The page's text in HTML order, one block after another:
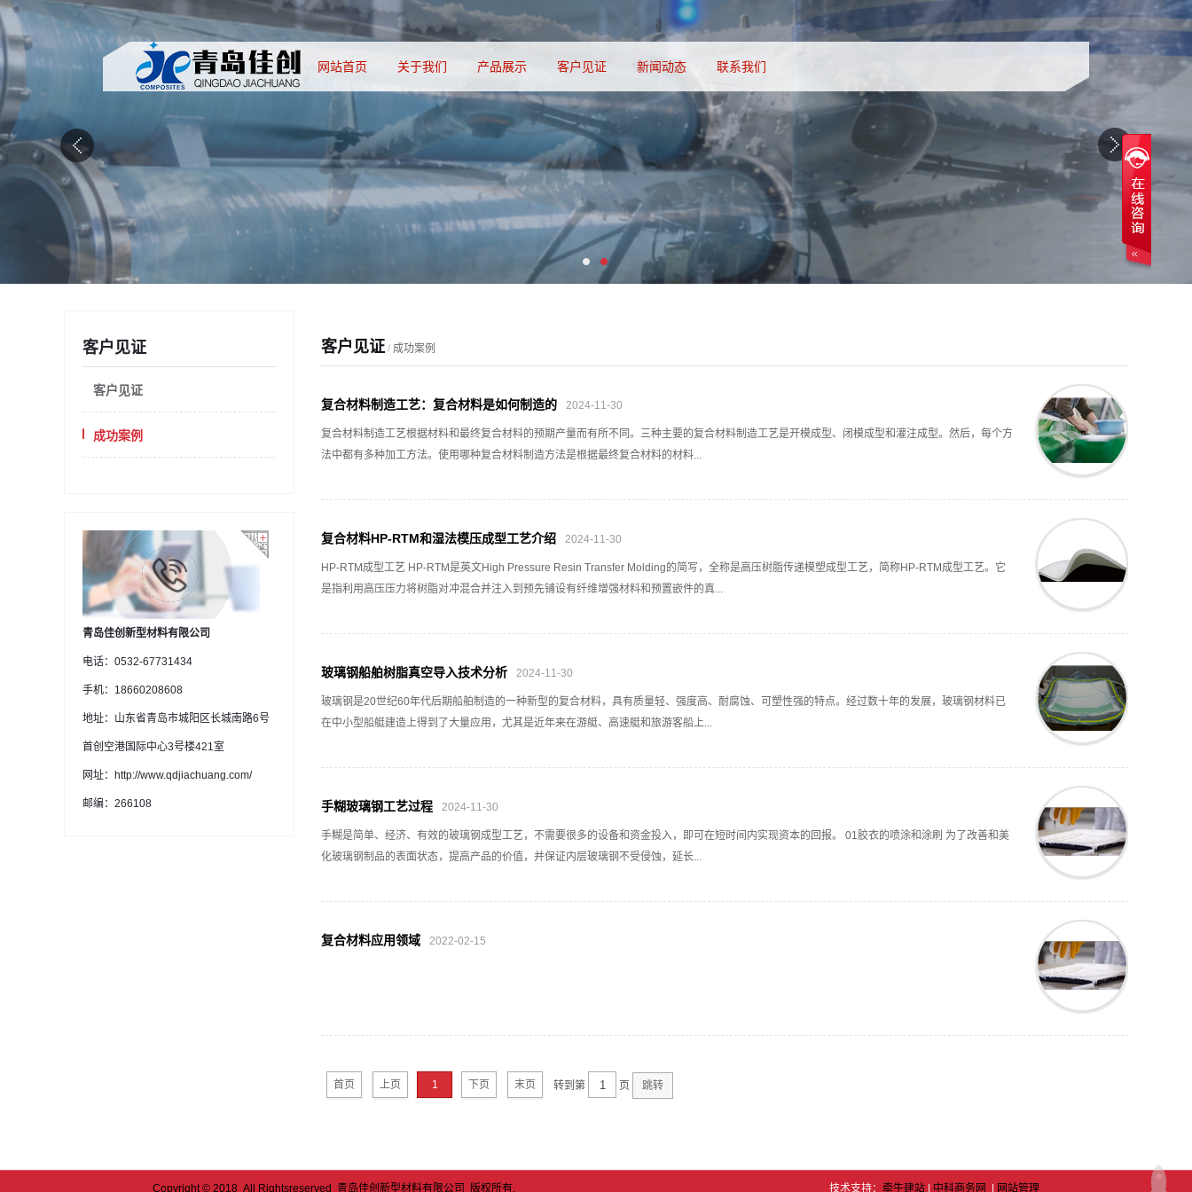
网站首页 关于我们 产品展示 客户见证 新闻动态 联系我们
客户见证
客户见证
成功案例
青岛佳创新型材料有限公司
电话：0532-67731434
手机：18660208608
地址：山东省青岛市城阳区长城南路6号
首创空港国际中心3号楼421室
网址：http://www.qdjiachuang.com/
邮编：266108
客户见证 / 成功案例
复合材料制造工艺：复合材料是如何制造的 2024-11-30
复合材料制造工艺根据材料和最终复合材料的预期产量而有所不同。三种主要的复合材料制造工艺是开模成型、闭模成型和灌注成型。然后，每个方
法中都有多种加工方法。使用哪种复合材料制造方法是根据最终复合材料的材料...
复合材料HP-RTM和湿法模压成型工艺介绍 2024-11-30
HP-RTM成型工艺 HP-RTM是英文High Pressure Resin Transfer Molding的简写，全称是高压树脂传递模塑成型工艺，简称HP-RTM成型工艺。它
是指利用高压压力将树脂对冲混合并注入到预先铺设有纤维增强材料和预置嵌件的真...
玻璃钢船舶树脂真空导入技术分析 2024-11-30
玻璃钢是20世纪60年代后期船舶制造的一种新型的复合材料，具有质量轻、强度高、耐腐蚀、可塑性强的特点。经过数十年的发展，玻璃钢材料已
在中小型船艇建造上得到了大量应用，尤其是近年来在游艇、高速艇和旅游客船上...
手糊玻璃钢工艺过程 2024-11-30
手糊是简单、经济、有效的玻璃钢成型工艺，不需要很多的设备和资金投入，即可在短时间内实现资本的回报。 01胶衣的喷涂和涂刷 为了改善和美
化玻璃钢制品的表面状态，提高产品的价值，并保证内层玻璃钢不受侵蚀，延长...
复合材料应用领域 2022-02-15
首页 上页 1 下页 末页 转到第 页
Copyright © 2018 All Rightsreserved 青岛佳创新型材料有限公司 版权所有. 技术支持： 牵牛建站 中科商务网 网站管理